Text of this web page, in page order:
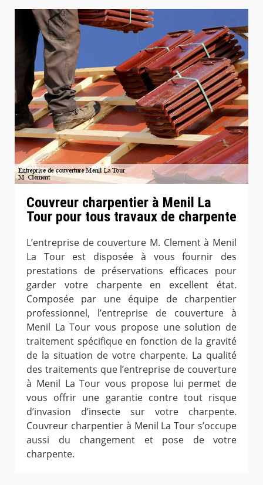
Couvreur charpentier à Menil La
Tour pour tous travaux de charpente
L’entreprise de couverture M. Clement à Menil
La Tour est disposée à vous fournir des
prestations de préservations efficaces pour
garder votre charpente en excellent état.
Composée par une équipe de charpentier
professionnel, l’entreprise de couverture à
Menil La Tour vous propose une solution de
traitement spécifique en fonction de la gravité
de la situation de votre charpente. La qualité
des traitements que l’entreprise de couverture
à Menil La Tour vous propose lui permet de
vous offrir une garantie contre tout risque
d’invasion d’insecte sur votre charpente.
Couvreur charpentier à Menil La Tour s’occupe
aussi du changement et pose de votre
charpente.